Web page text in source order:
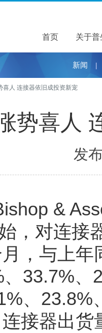
首页 关于普
关于普
新闻
喜人 连接器依旧成投资新宠
势喜人
发
&
，对连接
，与上
33.7%、
、
接器出